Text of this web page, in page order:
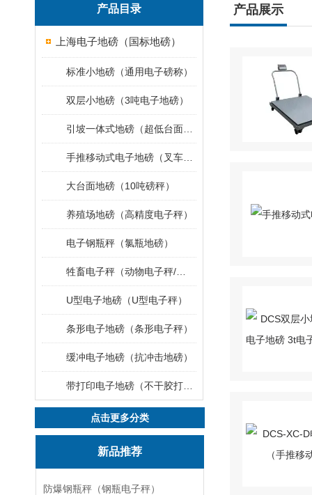
产品目录
上海电子地磅（国标地磅）
标准小地磅（通用电子磅称）
双层小地磅（3吨电子地磅）
大台面地磅（10吨磅秤）
养殖场地磅（高精度电子秤）
电子钢瓶秤（氯瓶地磅）
U型电子地磅（U型电子秤）
条形电子地磅（条形电子秤）
缓冲电子地磅（抗冲击地磅）
点击更多分类
新品推荐
防爆钢瓶秤（钢瓶电子秤）
产品展示